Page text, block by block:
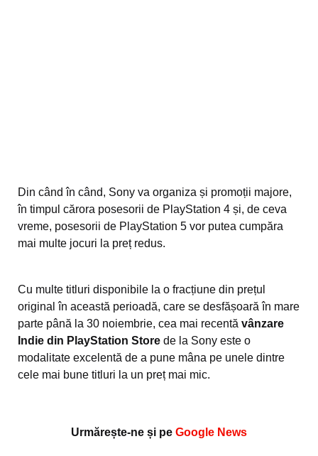
Din când în când, Sony va organiza și promoții majore,
în timpul cărora posesorii de PlayStation 4 și, de ceva
vreme, posesorii de PlayStation 5 vor putea cumpăra
mai multe jocuri la preț redus.
Cu multe titluri disponibile la o fracțiune din prețul
original în această perioadă, care se desfășoară în mare
parte până la 30 noiembrie, cea mai recentă vânzare
Indie din PlayStation Store de la Sony este o
modalitate excelentă de a pune mâna pe unele dintre
cele mai bune titluri la un preț mai mic.
Urmărește-ne și pe Google News